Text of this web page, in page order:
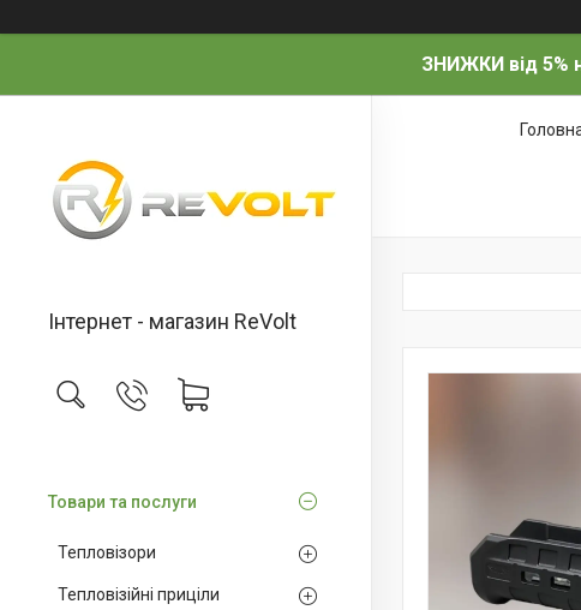
ЗНИЖКИ від 5%
Інтернет - магазин ReVolt
Товари та послуги
Тепловізори
Тепловізійні приціли